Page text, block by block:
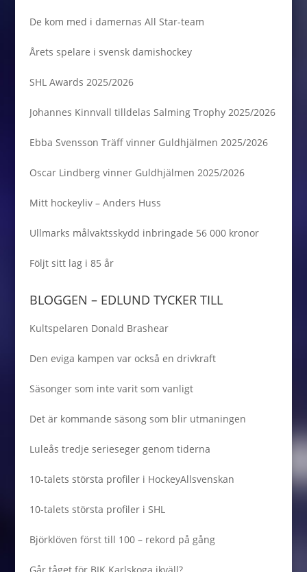
De kom med i damernas All Star-team
Årets spelare i svensk damishockey
SHL Awards 2025/2026
Johannes Kinnvall tilldelas Salming Trophy 2025/2026
Ebba Svensson Träff vinner Guldhjälmen 2025/2026
Oscar Lindberg vinner Guldhjälmen 2025/2026
Mitt hockeyliv – Anders Huss
Ullmarks målvaktsskydd inbringade 56 000 kronor
Följt sitt lag i 85 år
BLOGGEN – EDLUND TYCKER TILL
Kultspelaren Donald Brashear
Den eviga kampen var också en drivkraft
Säsonger som inte varit som vanligt
Det är kommande säsong som blir utmaningen
Luleås tredje serieseger genom tiderna
10-talets största profiler i HockeyAllsvenskan
10-talets största profiler i SHL
Björklöven först till 100 – rekord på gång